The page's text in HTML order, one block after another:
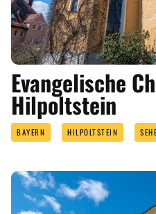
Evangelische
Hilpoltstein
BAYERN HILPOLTSTEIN